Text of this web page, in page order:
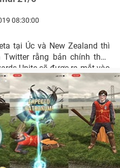
08:30:00
tại Úc và New Zealand thì
rằng bản chính thức
Unite sẽ được ra mắt vào